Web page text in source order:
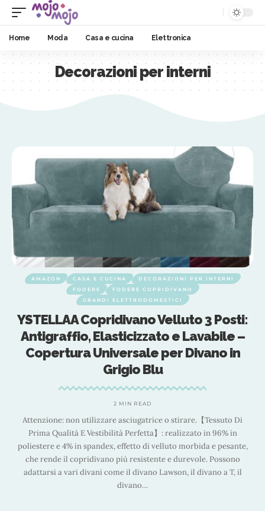
Home Moda Casa e cucina Elettronica
Decorazioni per interni
DECORAZIONI PER INTERNI
COPRIDIVANO
Velluto 3 Posti:
e Lavabile –
per Divano in
o stirare.【Tessuto Di
Perfetta】: realizzato in 96% in
di velluto morbida e pesante,
resistente e durevole. Possono
il divano Lawson, il divano a T, il
AMAZON CASA E CUCINA
FODERE
Deconovo
Braccioli
Copridivano per
Salvadivano
Chi Siamo VESTIBILITÀ
4 posti fino a 200cm, 3 posti fino